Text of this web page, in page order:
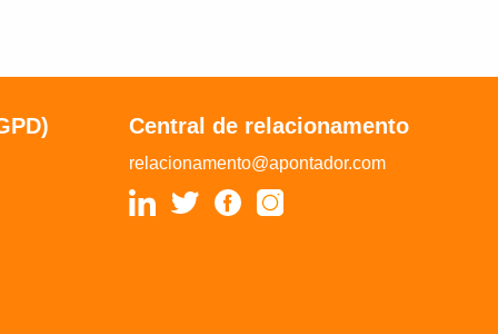
Central de relacionamento
relacionamento@apontador.com